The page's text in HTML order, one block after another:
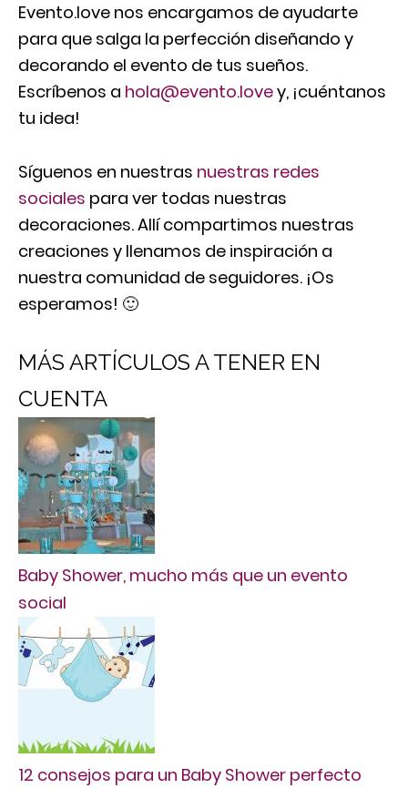
Evento.love nos encargamos de ayudarte
para que salga la perfección diseñando y
decorando el evento de tus sueños.
Escríbenos a hola@evento.lovey, ¡cuéntanos
tu idea!
Síguenos en nuestras nuestras redes
sociales para ver todas nuestras
decoraciones. Allí compartimos nuestras
creaciones y llenamos de inspiración a
nuestra comunidad de seguidores. ¡Os
esperamos! 🙂
MÁS ARTÍCULOS A TENER EN
CUENTA
Baby Shower, mucho más que un evento
social
12 consejos para un Baby Shower perfecto